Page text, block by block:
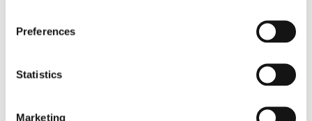
Preferences
Statistics
Marketing
(med DF)
S, SF, EL & ALT)